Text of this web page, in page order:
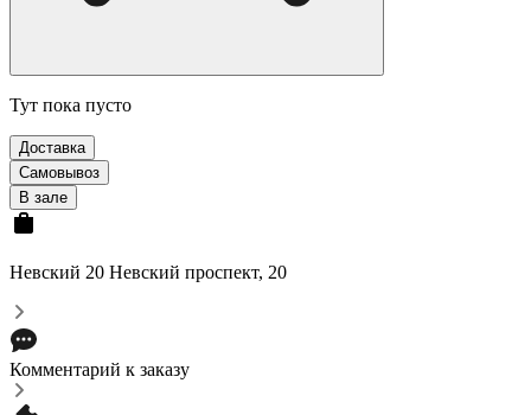
Тут пока пусто
Доставка
Самовывоз
В зале
Невский 20 Невский проспект, 20
Комментарий к заказу